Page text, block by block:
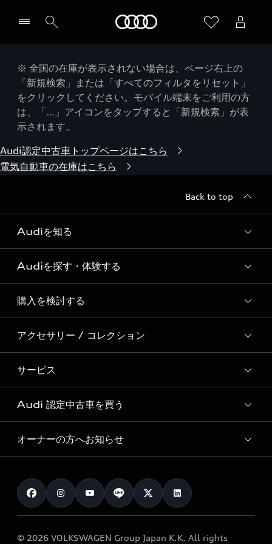
※ 全国の在庫が表示されない場合は、ページ右上の
「新規検索」または「すべてのフィルタをリセット」
をクリックしてください。モバイル端末をご利用の方
は、「…」アイコンをタップすると「新規検索」が表
示されます。
Audi認定中古車トップページはこちら
電気自動車の在庫はこちら
Back to top
Audiを知る
Audi ブランド
Story of Progress
Audi Sport
Formula 1®
デジタルサービス
Audiを探す・体験する
ディーラー検索
新車在庫検索
試乗車・展示車検索
見積り依頼
試乗予約
購入を検討する
モデル一覧
特別仕様モデル / 限定モデル
e-tronラインアップ
価格シミュレーション
車両比較
カタログ一覧
アクセサリー / コレクション
純正アクセサリー
オンラインショップ
Audi collection
アウディナビアプリ
サービス
サービス入庫予約
サービスプログラム
メンテナンス
車検 / 定期点検
e-tronアフターサポート
Audi 認定中古車を買う
Audi認定中古車
クオリティ
保証
メンテナンス
オーナーの方へお知らせ
お知らせ
オーナー様向けキャンペーン
© 2026 VOLKSWAGEN Group Japan K.K. All rights